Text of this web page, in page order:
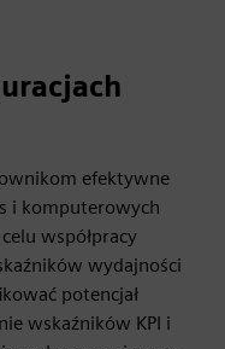
efektywne
i komputerowych
współpracy
wydajności
potencjał
wskaźników KPI i